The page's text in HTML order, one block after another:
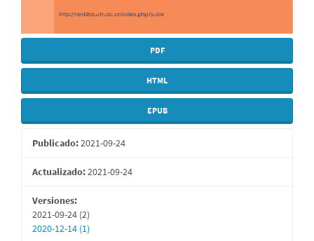
PDF
HTML
EPUB
Publicado:2021-09-24
Actualizado:2021-09-24
Versiones:
2021-09-24 (2)
2020-12-14 (1)